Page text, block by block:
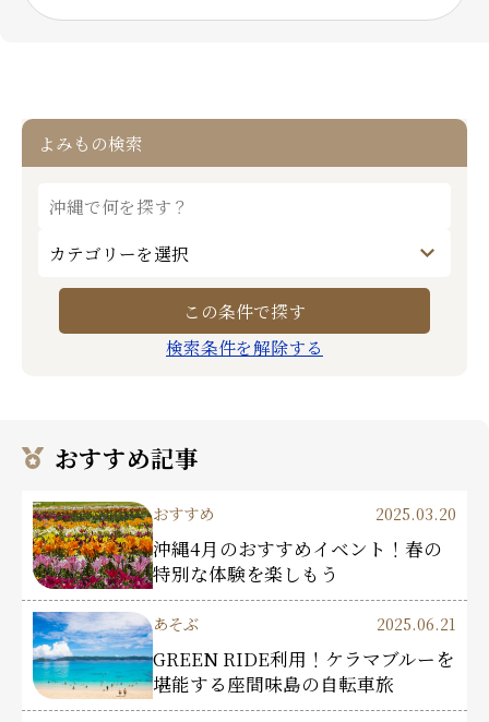
よみもの検索
検索条件を解除する
おすすめ記事
おすすめ 2025.03.20
沖縄4月のおすすめイベント！春の
特別な体験を楽しもう
あそぶ 2025.06.21
GREEN RIDE利用！ケラマブルーを
堪能する座間味島の自転車旅